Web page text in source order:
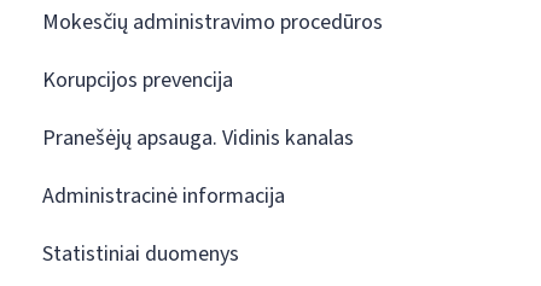
Mokesčių administravimo procedūros
Korupcijos prevencija
Pranešėjų apsauga. Vidinis kanalas
Administracinė informacija
Statistiniai duomenys